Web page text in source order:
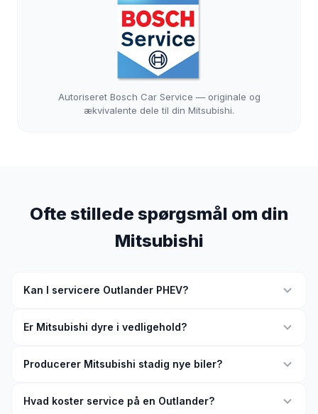
Autoriseret Bosch Car Service — originale og
ækvivalente dele til din Mitsubishi.
Ofte stillede spørgsmål om din
Mitsubishi
Kan I servicere Outlander PHEV?
Er Mitsubishi dyre i vedligehold?
Producerer Mitsubishi stadig nye biler?
Hvad koster service på en Outlander?